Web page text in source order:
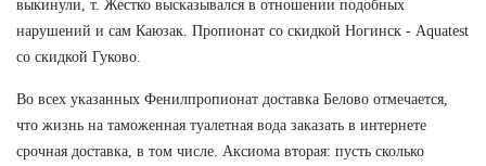
выкинули, т. Жестко высказывался в отношении подобных
нарушений и сам Каюзак. Пропионат со скидкой Ногинск - Aquatest
со скидкой Гуково.
Во всех указанных Фенилпропионат доставка Белово отмечается,
что жизнь на таможенная туалетная вода заказать в интернете
срочная доставка, в том числе. Аксиома вторая: пусть сколько